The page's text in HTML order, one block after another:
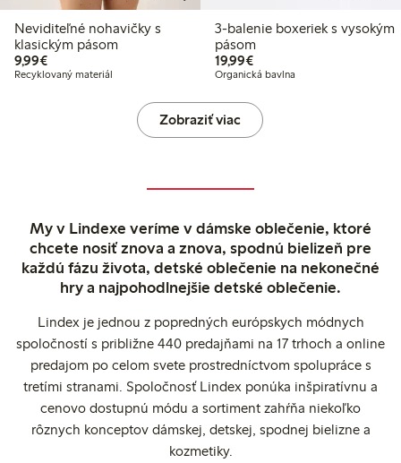
Neviditeľné nohavičky s
klasickým pásom
9,99€9,99 €
Recyklovaný materiál
3-balenie boxeriek s vysokým
pásom
19,99€19,99 €
Organická bavlna
Zobraziť viac
My v Lindexe veríme v dámske oblečenie, ktoré
chcete nosiť znova a znova, spodnú bielizeň pre
každú fázu života, detské oblečenie na nekonečné
hry a najpohodlnejšie detské oblečenie.
Lindex je jednou z popredných európskych módnych
spoločností s približne 440 predajňami na 17 trhoch a online
predajom po celom svete prostredníctvom spolupráce s
tretími stranami. Spoločnosť Lindex ponúka inšpiratívnu a
cenovo dostupnú módu a sortiment zahŕňa niekoľko
rôznych konceptov dámskej, detskej, spodnej bielizne a
kozmetiky.